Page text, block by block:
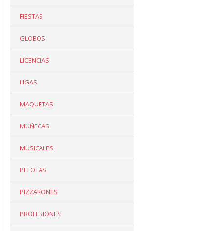
FIESTAS
GLOBOS
LICENCIAS
LIGAS
MAQUETAS
MUÑECAS
MUSICALES
PELOTAS
PIZZARONES
PROFESIONES